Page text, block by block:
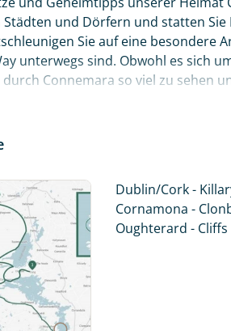
und Dörfern und statten
Sie auf eine besondere
unterwegs sind. Obwohl es sich
Connemara so viel zu sehen
Routen für Sie ausgewählt - durch
der berühmtesten und
Dublin/Cork -
Cornamona -
Oughterard -
Anfrage
Dank für Ihre
prüfen die Verfügbarkeit und
Daten